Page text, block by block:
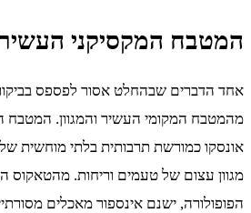
המטבח המקסיקני העשיר
אחד הדברים שבהחלט אסור לפספס
מהמטבח המקומי העשיר והמגוון. המטבח
אונסקו כמורשת תרבותית בלתי מוחשית
מגוון עצום של טעמים וריחות. מהטאקוס
הפופולורה, ישנם אינספור מאכלים